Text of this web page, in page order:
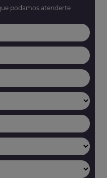
podamos atenderte